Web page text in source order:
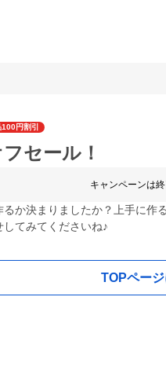
円割引
セール！
キャンペーンは
か決まりましたか？上手に作
てみてくださいね♪
TOPペー